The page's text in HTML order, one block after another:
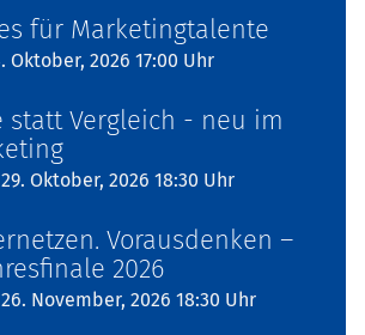
für Marketingtalente
Oktober, 2026 17:00 Uhr
statt Vergleich - neu im
Oktober, 2026 18:30 Uhr
Vorausdenken –
2026
November, 2026 18:30 Uhr